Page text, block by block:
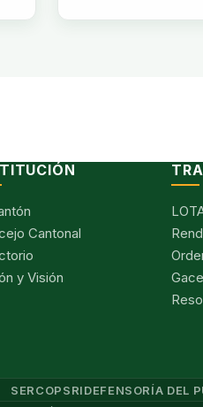
Cantonal
y Visión
SERCOPSRIDEFENSORÍA DEL